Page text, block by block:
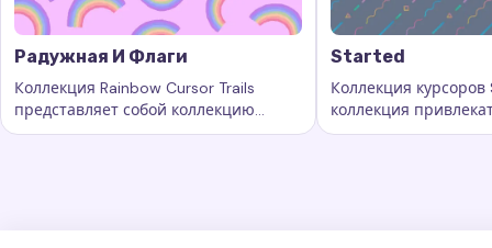
Радужная И Флаги
Коллекция Rainbow Cursor Trails
представляет собой коллекцию
захватывающих следов курсора
Ключевые слова:Радужная и флаги, кастомные следы
Started
Коллекция
коллекция
курсорных
Ключевые слова: